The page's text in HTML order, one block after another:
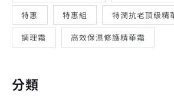
特惠 特惠組 特潤抗老頂級精
調理霜 高效保濕修護精華霜
分類